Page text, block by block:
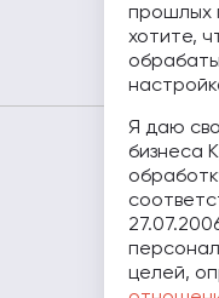
прошлых
хотите,
Я даю
бизнеса
целей,